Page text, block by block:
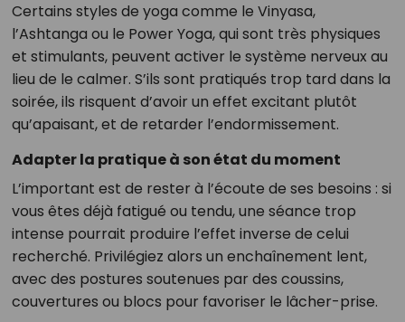
Certains styles de yoga comme le Vinyasa,
l’Ashtanga ou le Power Yoga, qui sont très physiques
et stimulants, peuvent activer le système nerveux au
lieu de le calmer. S’ils sont pratiqués trop tard dans la
soirée, ils risquent d’avoir un effet excitant plutôt
qu’apaisant, et de retarder l’endormissement.
Adapter la pratique à son état du moment
L’important est de rester à l’écoute de ses besoins : si
vous êtes déjà fatigué ou tendu, une séance trop
intense pourrait produire l’effet inverse de celui
recherché. Privilégiez alors un enchaînement lent,
avec des postures soutenues par des coussins,
couvertures ou blocs pour favoriser le lâcher-prise.